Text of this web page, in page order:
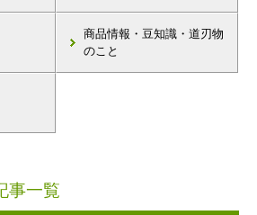
商品情報・豆知識・道刃物
のこと
事一覧